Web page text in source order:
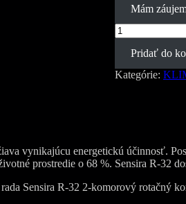
Mám
množstvo
Daikin
Sensira
NEW
FTXF35D
Pridať do
Kategórie:
vynikajúcu energetickú účinnosť.
prostredie o 68 %. Sensira R-32
Sensira R-32 2-komorový rotačný